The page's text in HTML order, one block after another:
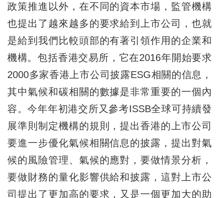
政策推進以外，在不同的資本市場，監管機構
也提出了越來越多的要求給到上市公司，也就
是給到我們比較頭部的有著引領作用的企業和
機構。包括香港交易所，它在2016年開始要求
2000多家香港上市公司披露ESG相關的信息，
其中氣候和碳相關的數據是非常重要的一個內
容。今年年初港交所又參考ISSB全球可持續發
展準則制定機構的規則，提出香港的上市公司
要進一步優化氣候相關信息的披露，提出對氣
候的風險管理、氣候的應對，要做情景分析，
要做財務的量化影響供給和披露，這對上市公
司提出了更加高的要求，又是一個更加大的助